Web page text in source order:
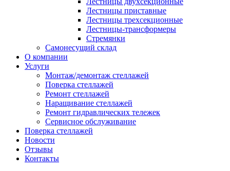
Лестницы приставные
Лестницы трехсекционные
Лестницы-трансформеры
Стремянки
Самонесущий склад
О компании
Услуги
Монтаж/демонтаж стеллажей
Поверка cтеллажей
Ремонт стеллажей
Наращивание стеллажей
Ремонт гидравлических тележек
Сервисное обслуживание
Поверка cтеллажей
Новости
Отзывы
Контакты